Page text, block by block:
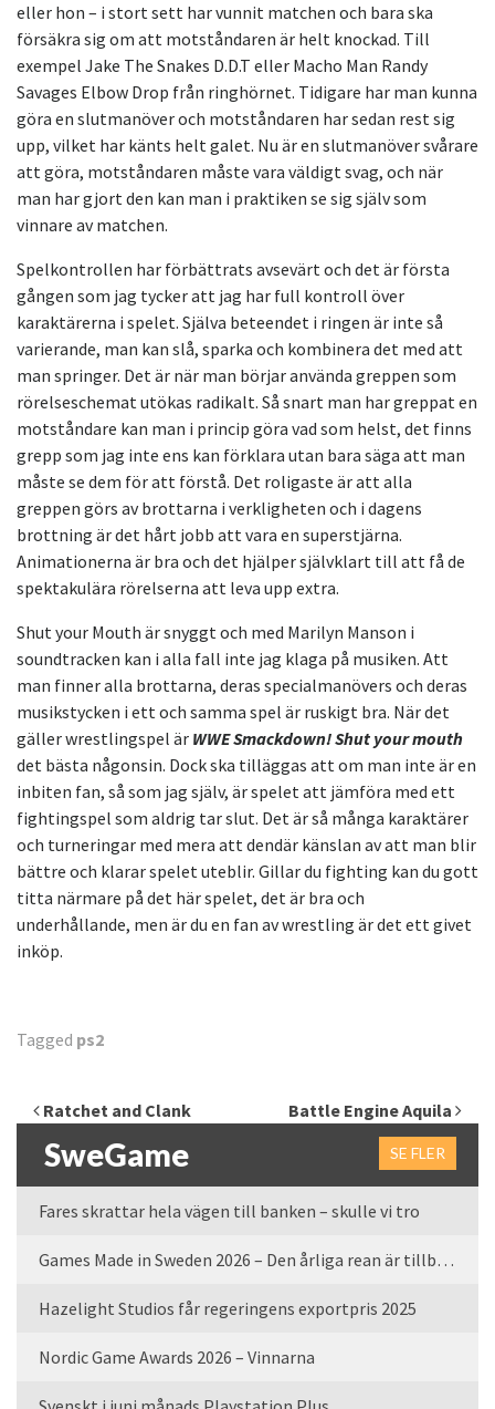
eller hon – i stort sett har vunnit matchen och bara ska
försäkra sig om att motståndaren är helt knockad. Till
exempel Jake The Snakes D.D.T eller Macho Man Randy
Savages Elbow Drop från ringhörnet. Tidigare har man kunna
göra en slutmanöver och motståndaren har sedan rest sig
upp, vilket har känts helt galet. Nu är en slutmanöver svårare
att göra, motståndaren måste vara väldigt svag, och när
man har gjort den kan man i praktiken se sig själv som
vinnare av matchen.
Spelkontrollen har förbättrats avsevärt och det är första
gången som jag tycker att jag har full kontroll över
karaktärerna i spelet. Själva beteendet i ringen är inte så
varierande, man kan slå, sparka och kombinera det med att
man springer. Det är när man börjar använda greppen som
rörelseschemat utökas radikalt. Så snart man har greppat en
motståndare kan man i princip göra vad som helst, det finns
grepp som jag inte ens kan förklara utan bara säga att man
måste se dem för att förstå. Det roligaste är att alla
greppen görs av brottarna i verkligheten och i dagens
brottning är det hårt jobb att vara en superstjärna.
Animationerna är bra och det hjälper självklart till att få de
spektakulära rörelserna att leva upp extra.
Shut your Mouth är snyggt och med Marilyn Manson i
soundtracken kan i alla fall inte jag klaga på musiken. Att
man finner alla brottarna, deras specialmanövers och deras
musikstycken i ett och samma spel är ruskigt bra. När det
gäller wrestlingspel är WWE Smackdown! Shut your mouth
det bästa någonsin. Dock ska tilläggas att om man inte är en
inbiten fan, så som jag själv, är spelet att jämföra med ett
fightingspel som aldrig tar slut. Det är så många karaktärer
och turneringar med mera att dendär känslan av att man blir
bättre och klarar spelet uteblir. Gillar du fighting kan du gott
titta närmare på det här spelet, det är bra och
underhållande, men är du en fan av wrestling är det ett givet
inköp.
Tagged ps2
Inläggsnavigering
Ratchet and Clank Battle Engine Aquila
SweGame SE FLER
Fares skrattar hela vägen till banken – skulle vi tro
Games Made in Sweden 2026 – Den årliga rean är tillbaka
Hazelight Studios får regeringens exportpris 2025
Nordic Game Awards 2026 – Vinnarna